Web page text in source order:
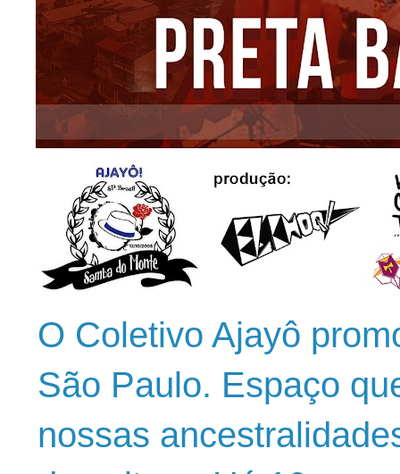
O Coletivo Ajayô
São Paulo. Espaço
nossas